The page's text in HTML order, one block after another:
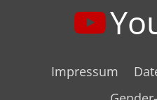
Impressum